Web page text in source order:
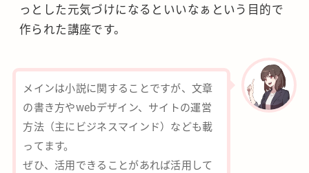
っとした元気づけになるといいなぁという目的で
作られた講座です。
メインは小説に関することですが、文章
の書き方やwebデザイン、サイトの運営
方法（主にビジネスマインド）なども載
ってます。
ぜひ、活用できることがあれば活用して